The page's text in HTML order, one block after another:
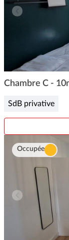
1
Chambre C -
SdB privative
Occupée